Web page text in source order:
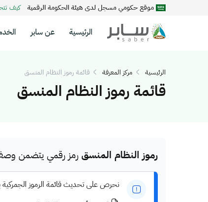
موقع حكومي مسجل لدى هيئة الحكومة الرقمية كيف
الرئيسية عن سابر
الرئيسية مركز المعرفة قائمة رموز النظام المنسق
قائمة رموز النظام المنسق
رموز النظام المنسق رمز رقمي يتضمن وصف
نحرص على تحديث قائمة الرموز